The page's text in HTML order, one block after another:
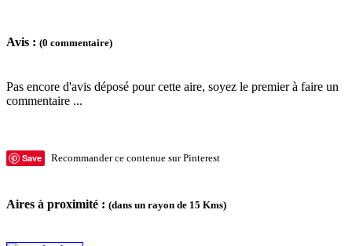
Avis : (0 commentaire)
Pas encore d'avis déposé pour cette aire, soyez le premier à faire un
commentaire ...
Save Recommander ce contenue sur Pinterest
Aires à proximité : (dans un rayon de 15 Kms)